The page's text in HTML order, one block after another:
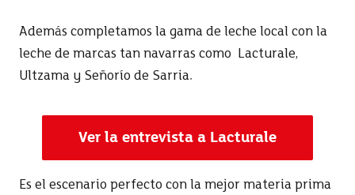
Además completamos la gama de leche local con la
leche de marcas tan navarras como Lacturale,
Ultzama y Señorío de Sarria.
Ver la entrevista a Lacturale
Es el escenario perfecto con la mejor materia prima